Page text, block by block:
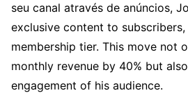
seu canal através de anúncios,
exclusive content to
membership tier. This move not
monthly revenue by 40% but
engagement of his audience.